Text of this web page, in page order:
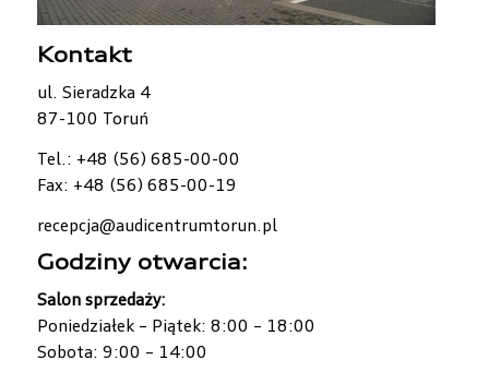
Kontakt
ul. Sieradzka 4
87-100 Toruń
Tel.: +48 (56) 685-00-00
Fax: +48 (56) 685-00-19
recepcja@audicentrumtorun.pl
Godziny otwarcia:
Salon sprzedaży:
Poniedziałek – Piątek: 8:00 – 18:00
Sobota: 9:00 – 14:00